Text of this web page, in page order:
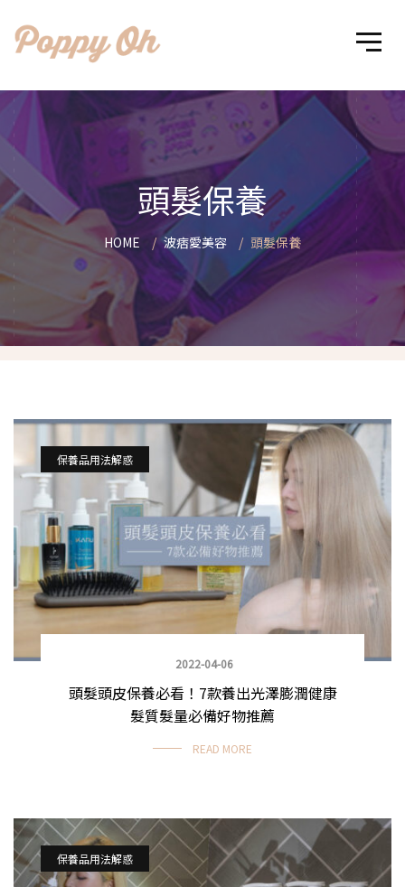
頭髮保養
HOME 波痞愛美容 頭髮保養
保養品用法解惑
2022-04-06
頭髮頭皮保養必看！7款養出光澤膨潤健康
髮質髮量必備好物推薦
READ MORE
保養品用法解惑